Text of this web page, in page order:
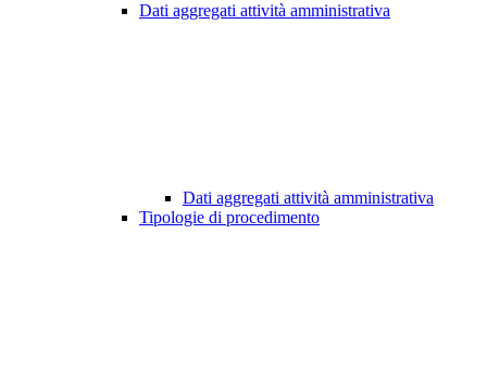
Dati aggregati attività amministrativa
Dati aggregati attività amministrativa
Tipologie di procedimento